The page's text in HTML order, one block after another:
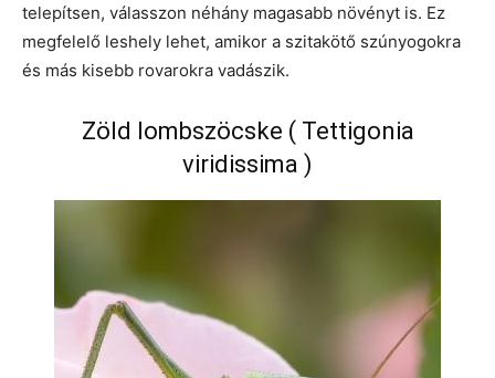
telepítsen, válasszon néhány magasabb növényt is. Ez
megfelelő leshely lehet, amikor a szitakötő szúnyogokra
és más kisebb rovarokra vadászik.
Zöld lombszöcske ( Tettigonia
viridissima )